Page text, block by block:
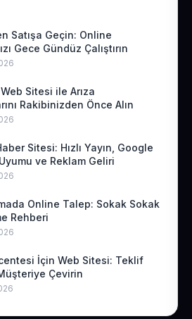
Satışa Geçin: Online
Gece Gündüz Çalıştırın
Sitesi ile Arıza
Rakibinizden Önce Alın
Sitesi: Hızlı Yayın, Google
ve Reklam Geliri
Online Talep: Sokak Sokak
Rehberi
İçin Web Sitesi: Teklif
Çevirin